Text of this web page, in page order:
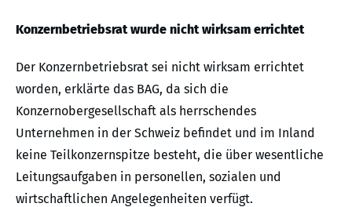
Konzernbetriebsrat wurde nicht wirksam errichtet
Der Konzernbetriebsrat sei nicht wirksam errichtet
worden, erklärte das BAG, da sich die
Konzernobergesellschaft als herrschendes
Unternehmen in der Schweiz befindet und im Inland
keine Teilkonzernspitze besteht, die über wesentliche
Leitungsaufgaben in personellen, sozialen und
wirtschaftlichen Angelegenheiten verfügt.